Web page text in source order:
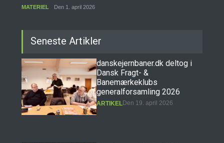
MATERIEL Den 1. april 2026
Seneste Artikler
danskejernbaner.dk deltog i
Dansk Fragt- &
Banemærkeklubs
generalforsamling 2026
ARTIKELDen 19. april 2026